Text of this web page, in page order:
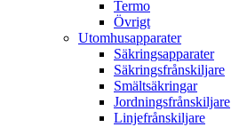
Termo
Övrigt
Utomhusapparater
Säkringsapparater
Säkringsfrånskiljare
Smältsäkringar
Jordningsfrånskiljare
Linjefrånskiljare